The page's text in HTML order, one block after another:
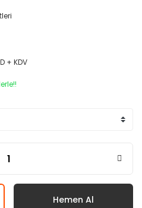
+ KDV
Hemen Al